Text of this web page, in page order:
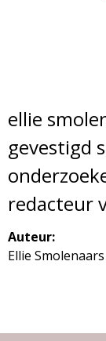
ellie
gevestigd
redacteur
Auteur:
Ellie Smolenaars